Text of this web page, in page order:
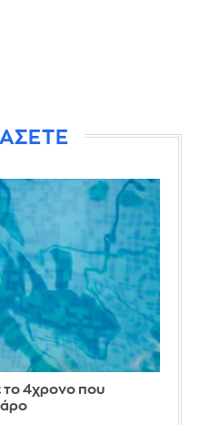
το 4χρονο που